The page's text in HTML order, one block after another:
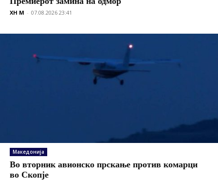
XH M - 07.08.2026 23:41
Македонија
Во вторник авионско прскање против комарци
во Скопје